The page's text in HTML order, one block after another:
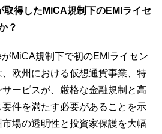
得したMiCA規制下のEMIライセ
？
MiCA規制下で初のEMIライセン
欧州における仮想通貨事業、特
ービスが、厳格な金融規制と高
件を満たす必要があることを示
場の透明性と投資家保護を大幅